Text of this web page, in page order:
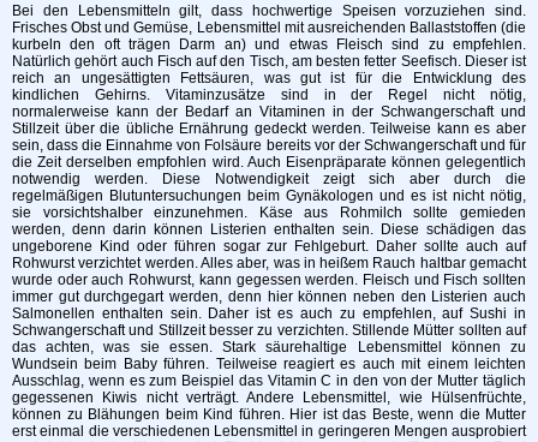
Bei den Lebensmitteln gilt, dass hochwertige Speisen vorzuziehen sind.
Frisches Obst und Gemüse, Lebensmittel mit ausreichenden Ballaststoffen (die
kurbeln den oft trägen Darm an) und etwas Fleisch sind zu empfehlen.
Natürlich gehört auch Fisch auf den Tisch, am besten fetter Seefisch. Dieser ist
reich an ungesättigten Fettsäuren, was gut ist für die Entwicklung des
kindlichen Gehirns. Vitaminzusätze sind in der Regel nicht nötig,
normalerweise kann der Bedarf an Vitaminen in der Schwangerschaft und
Stillzeit über die übliche Ernährung gedeckt werden. Teilweise kann es aber
sein, dass die Einnahme von Folsäure bereits vor der Schwangerschaft und für
die Zeit derselben empfohlen wird. Auch Eisenpräparate können gelegentlich
notwendig werden. Diese Notwendigkeit zeigt sich aber durch die
regelmäßigen Blutuntersuchungen beim Gynäkologen und es ist nicht nötig,
sie vorsichtshalber einzunehmen. Käse aus Rohmilch sollte gemieden
werden, denn darin können Listerien enthalten sein. Diese schädigen das
ungeborene Kind oder führen sogar zur Fehlgeburt. Daher sollte auch auf
Rohwurst verzichtet werden. Alles aber, was in heißem Rauch haltbar gemacht
wurde oder auch Rohwurst, kann gegessen werden. Fleisch und Fisch sollten
immer gut durchgegart werden, denn hier können neben den Listerien auch
Salmonellen enthalten sein. Daher ist es auch zu empfehlen, auf Sushi in
Schwangerschaft und Stillzeit besser zu verzichten. Stillende Mütter sollten auf
das achten, was sie essen. Stark säurehaltige Lebensmittel können zu
Wundsein beim Baby führen. Teilweise reagiert es auch mit einem leichten
Ausschlag, wenn es zum Beispiel das Vitamin C in den von der Mutter täglich
gegessenen Kiwis nicht verträgt. Andere Lebensmittel, wie Hülsenfrüchte,
können zu Blähungen beim Kind führen. Hier ist das Beste, wenn die Mutter
erst einmal die verschiedenen Lebensmittel in geringeren Mengen ausprobiert